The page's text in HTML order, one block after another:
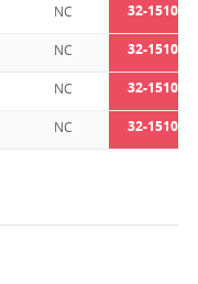
NC 32-1510-
NC 32-1510-
NC 32-1510-
NC 32-1510-